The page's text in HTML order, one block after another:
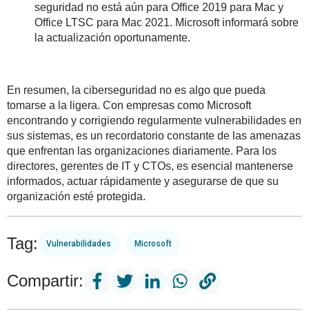
seguridad no está aún para Office 2019 para Mac y
Office LTSC para Mac 2021. Microsoft informará sobre
la actualización oportunamente.
En resumen, la ciberseguridad no es algo que pueda
tomarse a la ligera. Con empresas como Microsoft
encontrando y corrigiendo regularmente vulnerabilidades en
sus sistemas, es un recordatorio constante de las amenazas
que enfrentan las organizaciones diariamente. Para los
directores, gerentes de IT y CTOs, es esencial mantenerse
informados, actuar rápidamente y asegurarse de que su
organización esté protegida.
Tag: Vulnerabilidades Microsoft
Compartir: